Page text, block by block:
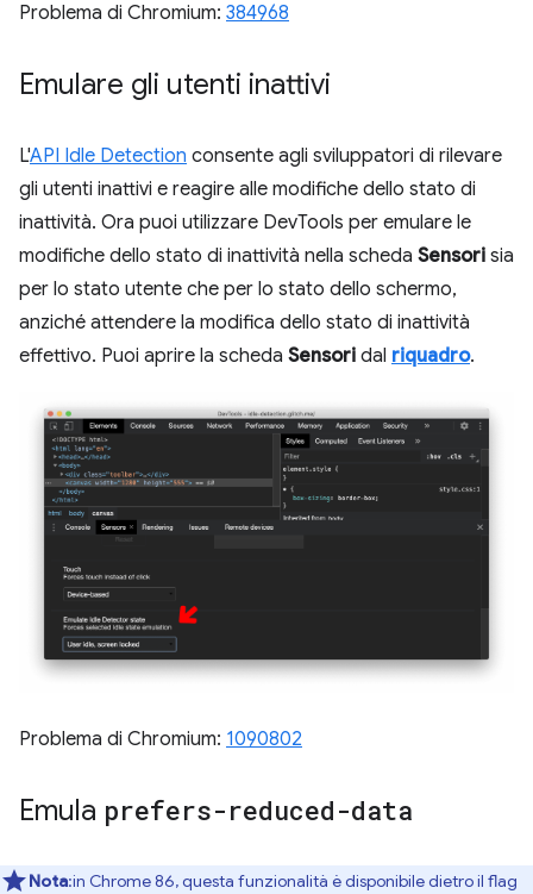
Problema di Chromium: 384968
Emulare gli utenti inattivi
L'API Idle Detection consente agli sviluppatori di rilevare
gli utenti inattivi e reagire alle modifiche dello stato di
inattività. Ora puoi utilizzare DevTools per emulare le
modifiche dello stato di inattività nella scheda Sensori sia
per lo stato utente che per lo stato dello schermo,
anziché attendere la modifica dello stato di inattività
effettivo. Puoi aprire la scheda Sensori dal riquadro.
Problema di Chromium: 1090802
Emula prefers-reduced-data
Nota:in Chrome 86, questa funzionalità è disponibile dietro il flag